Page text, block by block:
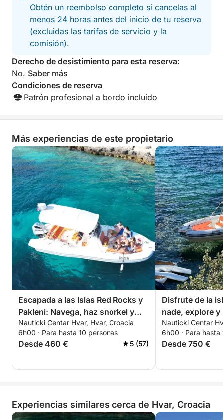
Obtén un reembolso completo si cancelas al
menos 24 horas antes del inicio de tu reserva
(excluidas las tarifas de servicio y la
comisión).
Derecho de desistimiento para esta reserva:
No. Saber más
Condiciones de reserva
Patrón profesional a bordo incluido
Más experiencias de este propietario
Escapada a las Islas Red Rocks y
Pakleni: Navega, haz snorkel y
sumérgete en el Adriático
Nauticki Centar Hvar, Hvar, Croacia
6h00 · Para hasta 10 personas
Desde 460 € 5 (57)
Disfrute de la
nade, explore y
famoso Zlatni
Nauticki Centar
6h00 · Para hasta
Desde 750 €
Experiencias similares cerca de Hvar, Croacia